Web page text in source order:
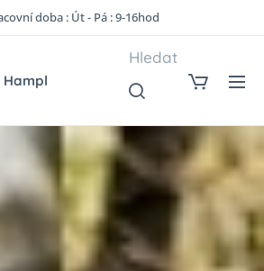
doba : Út - Pá : 9-16hod
Hledat